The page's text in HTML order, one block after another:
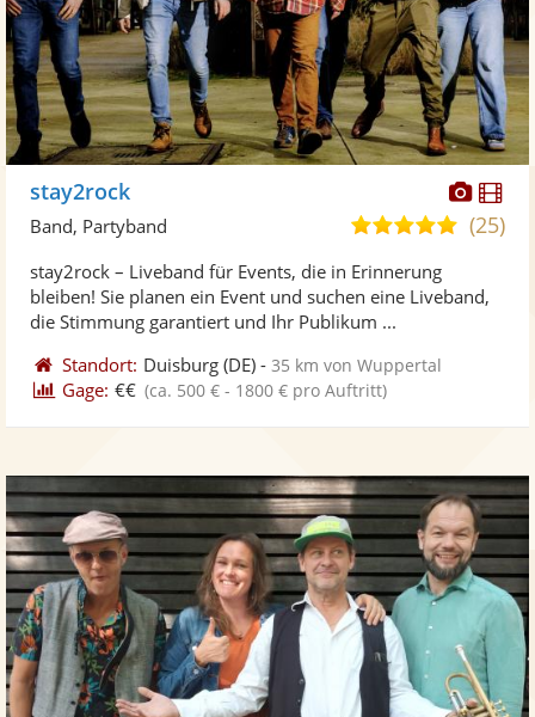
stay2rock
5,0
Sternen
(25)
Band, Partyband
stay2rock – Liveband für Events, die in Erinnerung
bleiben! Sie planen ein Event und suchen eine Liveband,
die Stimmung garantiert und Ihr Publikum ...
Standort: Duisburg (DE) -35 km von Wuppertal
Gage: €€ (ca. 500 € - 1800 € pro Auftritt)